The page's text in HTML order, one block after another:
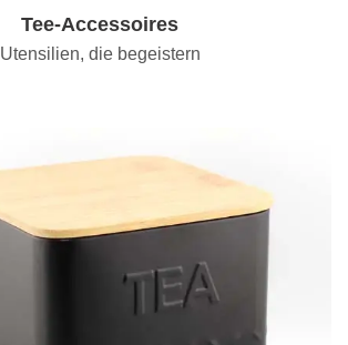
Tee-Accessoires
Utensilien, die begeistern